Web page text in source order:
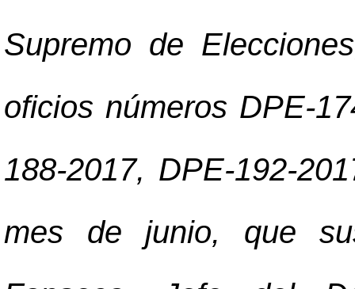
Supremo de
oficios números DPE-
188-2017, DPE-192-
mes de junio, que